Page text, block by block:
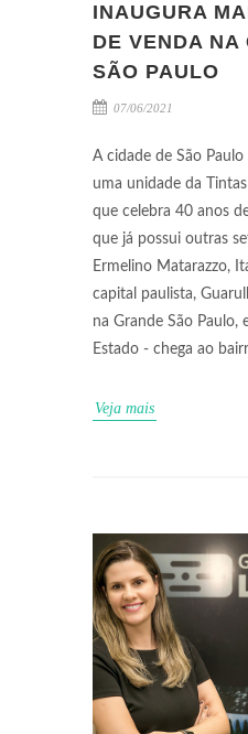
INAUGURA
DE VENDA NA
SÃO PAULO
07/06/2021
A cidade de São
uma unidade da
que celebra 40 anos
que já possui outras
Ermelino Matarazzo,
capital paulista,
na Grande São
Estado - chega ao
Veja mais